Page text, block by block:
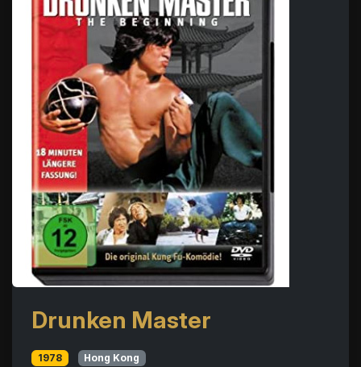
Drunken Master
1978 Hong Kong